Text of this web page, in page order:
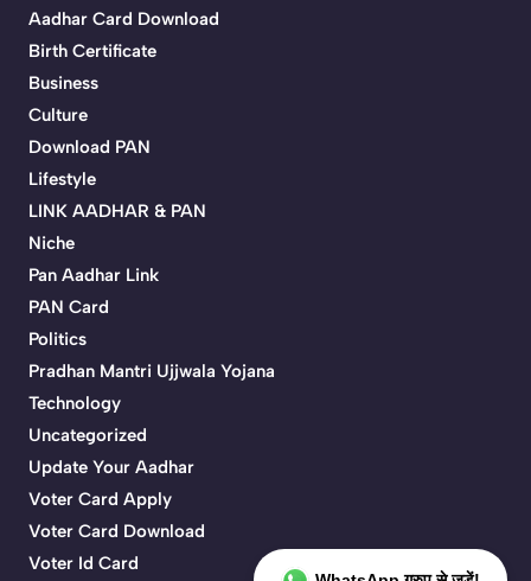
Aadhar Card Download
Birth Certificate
Business
Culture
Download PAN
Lifestyle
LINK AADHAR & PAN
Niche
Pan Aadhar Link
PAN Card
Politics
Pradhan Mantri Ujjwala Yojana
Technology
Uncategorized
Update Your Aadhar
Voter Card Apply
Voter Card Download
Voter Id Card